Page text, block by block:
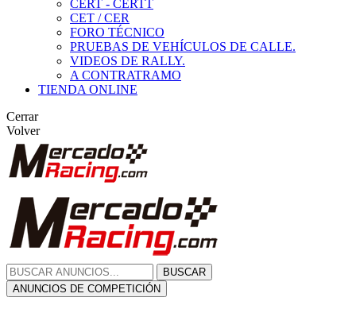
CERT - CERTT
CET / CER
FORO TÉCNICO
PRUEBAS DE VEHÍCULOS DE CALLE.
VIDEOS DE RALLY.
A CONTRATRAMO
TIENDA ONLINE
Cerrar
Volver
BUSCAR
ANUNCIOS DE COMPETICIÓN